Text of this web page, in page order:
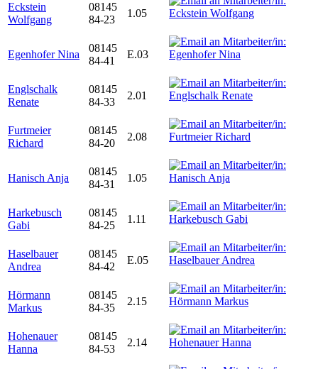
Eckstein
Wolfgang
08145
84-23
1.05
Egenhofer Nina
08145
84-41
E.03
Englschalk
Renate
08145
84-33
2.01
Furtmeier
Richard
08145
84-20
2.08
Hanisch Anja
08145
84-31
1.05
Harkebusch
Gabi
08145
84-25
1.11
Haselbauer
Andrea
08145
84-42
E.05
Hörmann
Markus
08145
84-35
2.15
Hohenauer
Hanna
08145
84-53
2.14